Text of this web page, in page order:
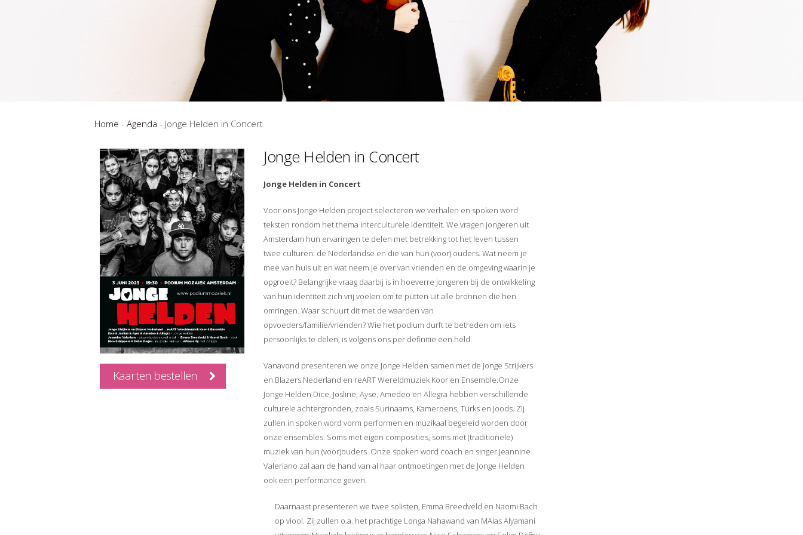
Home - Agenda - Jonge Helden in Concert
Kaarten bestellen
Jonge Helden in Concert
Jonge Helden in Concert
Voor ons Jonge Helden project selecteren we verhalen en spoken word
teksten rondom het thema interculturele identiteit. We vragen jongeren uit
Amsterdam hun ervaringen te delen met betrekking tot het leven tussen
twee culturen: de Nederlandse en die van hun (voor) ouders. Wat neem je
mee van huis uit en wat neem je over van vrienden en de omgeving waarin je
opgroeit? Belangrijke vraag daarbij is in hoeverre jongeren bij de ontwikkeling
van hun identiteit zich vrij voelen om te putten uit alle bronnen die hen
omringen. Waar schuurt dit met de waarden van
opvoeders/familie/vrienden? Wie het podium durft te betreden om iets
persoonlijks te delen, is volgens ons per definitie een held.
Vanavond presenteren we onze Jonge Helden samen met de Jonge Strijkers
en Blazers Nederland en reART Wereldmuziek Koor en Ensemble.Onze
Jonge Helden Dice, Josline, Ayse, Amedeo en Allegra hebben verschillende
culturele achtergronden, zoals Surinaams, Kameroens, Turks en Joods. Zij
zullen in spoken word vorm performen en muzikaal begeleid worden door
onze ensembles. Soms met eigen composities, soms met (traditionele)
muziek van hun (voor)ouders. Onze spoken word coach en singer Jeannine
Valeriano zal aan de hand van al haar ontmoetingen met de Jonge Helden
ook een performance geven.
Daarnaast presenteren we twee solisten, Emma Breedveld en Naomi Bach
op viool. Zij zullen o.a. het prachtige Longa Nahawand van MAias Alyamani